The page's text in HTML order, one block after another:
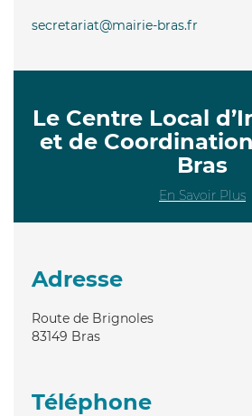
secretariat@mairie-bras.fr
Le Centre Local
et de
Bras
En Savoir Plus
Adresse
Route de Brignoles
83149 Bras
Téléphone